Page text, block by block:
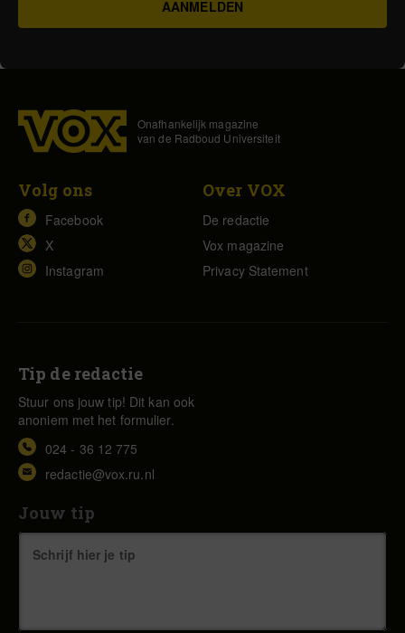
Onafhankelijk magazine
van de Radboud Universiteit
Volg ons
Facebook
X
Instagram
Over VOX
De redactie
Vox magazine
Privacy Statement
Tip de redactie
Stuur ons jouw tip! Dit kan ook
anoniem met het formulier.
024 - 36 12 775
redactie@vox.ru.nl
Jouw tip